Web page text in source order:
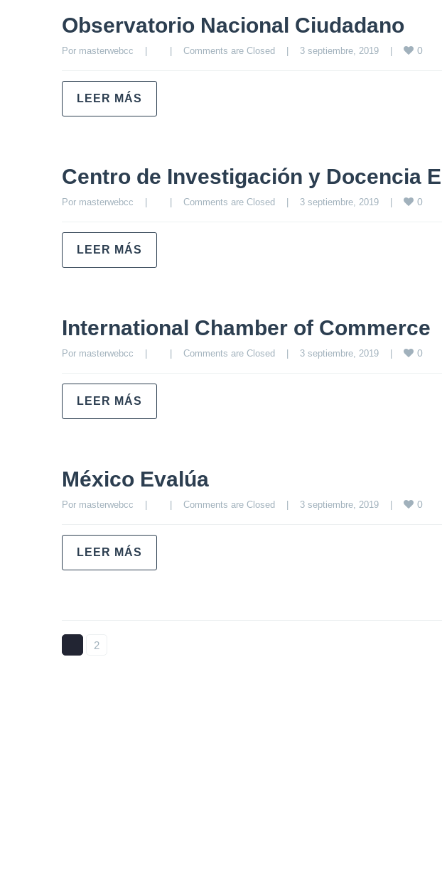
Observatorio Nacional Ciudadano
Por masterwebcc Comments are Closed 3 septiembre, 2019 0
LEER MÁS
Centro de Investigación y Docencia
Por masterwebcc Comments are Closed 3 septiembre, 2019 0
LEER MÁS
International Chamber of Commerce
Por masterwebcc Comments are Closed 3 septiembre, 2019 0
LEER MÁS
México Evalúa
Por masterwebcc Comments are Closed 3 septiembre, 2019 0
LEER MÁS
2